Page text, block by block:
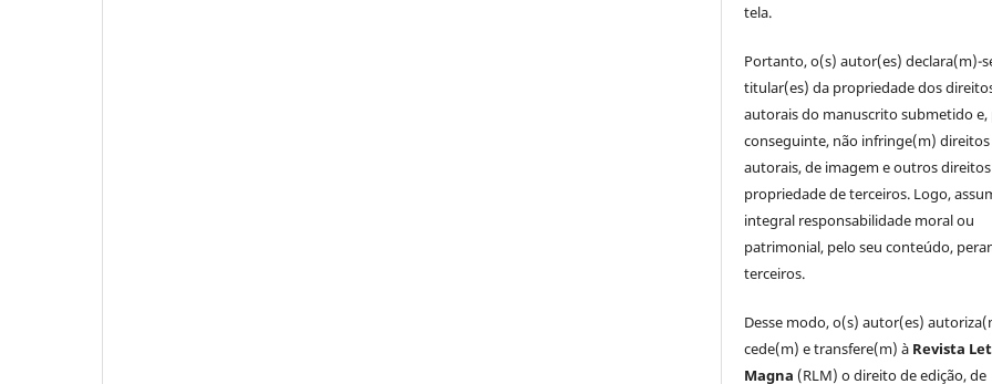
tela.
Portanto, o(s) autor(es) declara(m)-
titular(es) da propriedade dos
autorais do manuscrito submetido e,
conseguinte, não infringe(m) direitos
autorais, de imagem e outros
propriedade de terceiros. Logo,
integral responsabilidade moral ou
patrimonial, pelo seu conteúdo,
terceiros.
Desse modo, o(s) autor(es)
cede(m) e transfere(m) à Revista
Magna (RLM) o direito de edição, de